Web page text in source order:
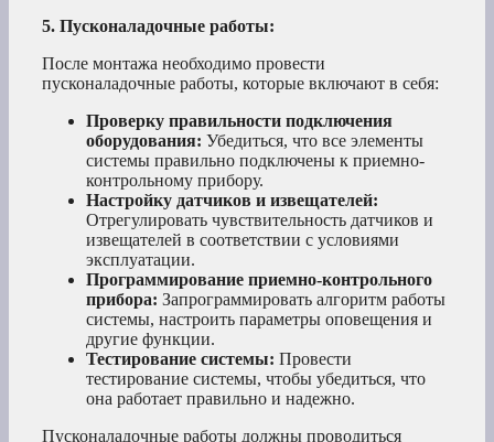
5. Пусконаладочные работы:
После монтажа необходимо провести
пусконаладочные работы, которые включают в себя:
Проверку правильности подключения
оборудования: Убедиться, что все элементы
системы правильно подключены к приемно-
контрольному прибору.
Настройку датчиков и извещателей:
Отрегулировать чувствительность датчиков и
извещателей в соответствии с условиями
эксплуатации.
Программирование приемно-контрольного
прибора: Запрограммировать алгоритм работы
системы, настроить параметры оповещения и
другие функции.
Тестирование системы: Провести
тестирование системы, чтобы убедиться, что
она работает правильно и надежно.
Пусконаладочные работы должны проводиться